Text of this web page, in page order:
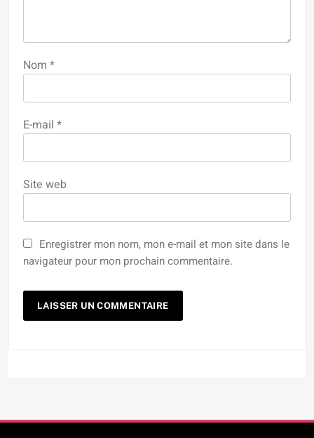
Nom *
E-mail *
Site web
Enregistrer mon nom, mon e-mail et mon site dans le
navigateur pour mon prochain commentaire.